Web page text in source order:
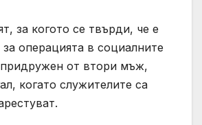
за когото се твърди, че е
операцията в социалните
от втори мъж,
когато служителите са